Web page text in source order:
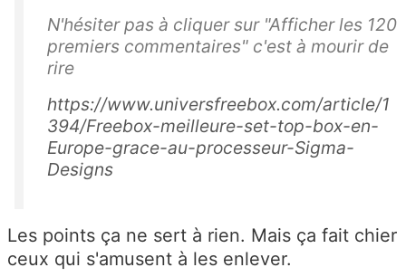
N'hésiter pas à cliquer sur "Afficher les 120
premiers commentaires" c'est à mourir de
rire
https://www.universfreebox.com/article/1
394/Freebox-meilleure-set-top-box-en-
Europe-grace-au-processeur-Sigma-
Designs
Les points ça ne sert à rien. Mais ça fait chier
ceux qui s'amusent à les enlever.